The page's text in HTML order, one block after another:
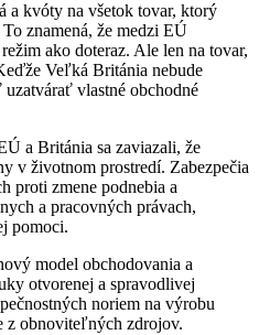
a kvóty na všetok tovar, ktorý
znamená, že medzi EÚ
ako doteraz. Ale len na tovar,
Veľká Británia nebude
vlastné obchodné
a Británia sa zaviazali, že
v životnom prostredí. Zabezpečia
proti zmene podnebia a
a pracovných právach,
pomoci.
model obchodovania a
otvorenej a spravodlivej
noriem na výrobu
z obnoviteľných zdrojov.